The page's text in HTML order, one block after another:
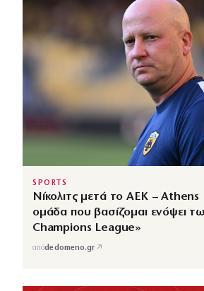
SPORTS
Νίκολιτς μετά το ΑΕΚ –
ομάδα που βασίζομαι ενόψει
Champions League»
απόdedomeno.gr ↗